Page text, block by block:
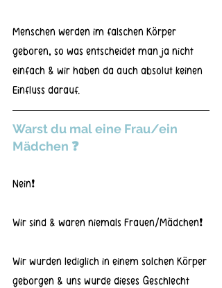
Menschen werden im falschen Körper
geboren, so was entscheidet man ja nicht
einfach & wir haben da auch absolut keinen
Einfluss darauf.
Warst du mal eine Frau/ein
Mädchen ❓
Nein❗
Wir sind & waren niemals Frauen/Mädchen❗
Wir wurden lediglich in einem solchen Körper
geborgen & uns wurde dieses Geschlecht